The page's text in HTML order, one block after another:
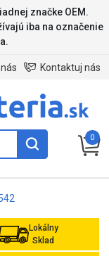
značke OEM.
iba na označenie
Kontaktuj nás
0
Lokálny
Sklad